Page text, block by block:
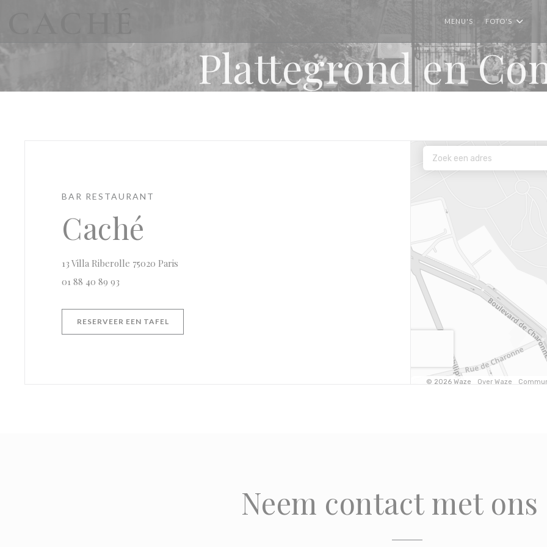
MENU'S FOTO'S
Plattegrond en
BAR RESTAURANT
Caché
13 Villa Riberolle 75020 Paris
01 88 40 89 93
RESERVEER EEN TAFEL
Neem contact met ons